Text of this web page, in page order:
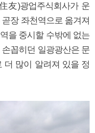
友)광업주식회사가 운
장 좌천역으로 옮겨져
을 중시할 수밖에 없는
꼽히던 일광광산은 문
더 많이 알려져 있을 정